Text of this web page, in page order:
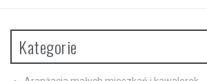
Kategorie